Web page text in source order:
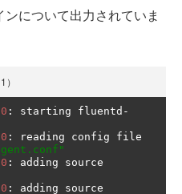
について出力されていま
: starting fluentd -
:
reading config file
:
adding source
: adding source